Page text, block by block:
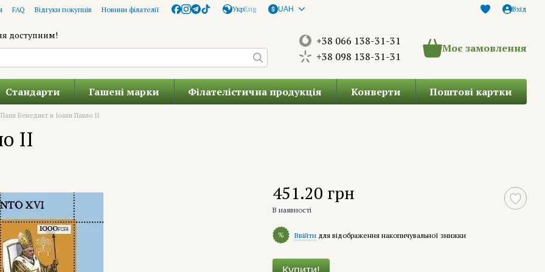
FAQ Відгуки покупців Новини філателії УкрEng UAH Вхід
доступним!
+38 066 138-31-31
+38 098 138-31-31
Моє замовлення
Стандарти Гашені марки Філателістична продукція Конверти Поштові картки
Папи Бенедикт и Іоанн Павло II
II
451.20 грн
В наявності
% Ввійти для відображення накопичувальної знижки